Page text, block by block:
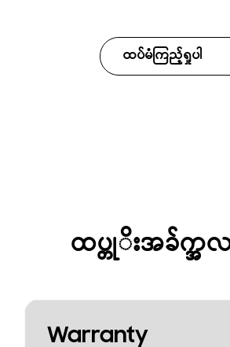
ထပ်မံကြည့်ရှုပါ
ထပ္တုိးအခ်က္အလ
Warranty